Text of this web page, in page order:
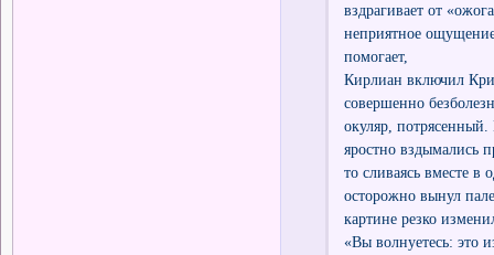
вздрагивает от
неприятное
помогает,
Кирлиан включил
совершенно
окуляр,
яростно вздымались
то сливаясь вместе в
осторожно вынул
картине резко
«Вы волнуетесь: это